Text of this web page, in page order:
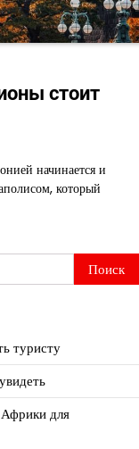
стоит
начинается и
который
туристу
для